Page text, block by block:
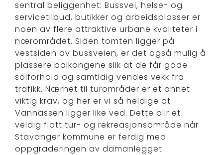
sentral beliggenhet: Bussvei, helse- og
servicetilbud, butikker og arbeidsplasser er
noen av flere attraktive urbane kvaliteter i
nærområdet. Siden tomten ligger på
vestsiden av bussveien, er det også mulig å
plassere balkongene slik at de får gode
solforhold og samtidig vendes vekk fra
trafikk. Nærhet til turområder er et annet
viktig krav, og her er vi så heldige at
Vannassen ligger like ved. Dette blir et
veldig flott tur- og rekreasjonsområde når
Stavanger kommune er ferdig med
oppgraderingen av damanlegget.